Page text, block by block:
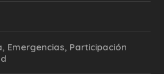
Emergencias, Participación